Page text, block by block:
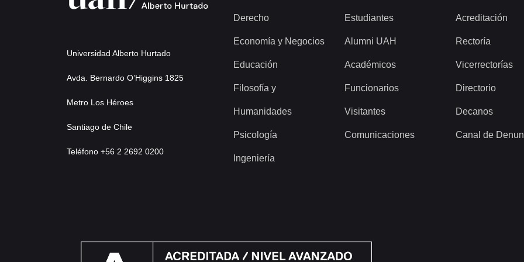
Universidad Alberto Hurtado
Avda. Bernardo O’Higgins 1825
Metro Los Héroes
Santiago de Chile
Teléfono +56 2 2692 0200
Derecho
Economía y Negocios
Educación
Filosofía y
Humanidades
Psicología
Ingeniería
Estudiantes
Alumni UAH
Académicos
Funcionarios
Visitantes
Comunicaciones
Acreditación
Rectoría
Vicerrectorías
Directorio
Decanos
Canal de